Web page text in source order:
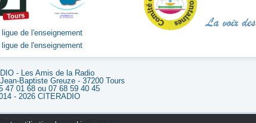
- Les Amis de la Radio
Baptiste Greuze - 37200 Tours
47 01 68 ou 07 68 59 40 45
- 2026 CITERADIO
| Theme supported by